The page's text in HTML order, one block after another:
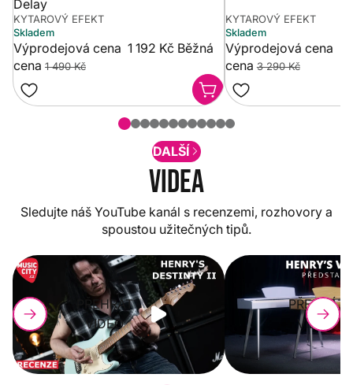
Delay
KYTAROVÝ EFEKT
Skladem
Výprodejová cena 1 192 Kč Běžná
cena 1 490 Kč
KYTAROVÝ EFEKT
Skladem
Výprodejová cena
cena3 290 Kč
DALŠÍ
Videa
Sledujte náš YouTube kanál s recenzemi, rozhovory a
spoustou užitečných tipů.
PŘEHRÁT
VIDEO
PŘEHRÁT
VIDEO